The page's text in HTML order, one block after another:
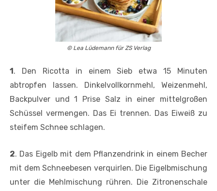
© Lea Lüdemann für ZS Verlag
1 . Den Ricotta in einem Sieb etwa 15 Minuten
abtropfen lassen. Dinkelvollkornmehl, Weizenmehl,
Backpulver und 1 Prise Salz in einer mittelgroßen
Schüssel vermengen. Das Ei trennen. Das Eiweiß zu
steifem Schnee schlagen.
2. Das Eigelb mit dem Pflanzendrink in einem Becher
mit dem Schneebesen verquirlen. Die Eigelbmischung
unter die Mehlmischung rühren. Die Zitronenschale